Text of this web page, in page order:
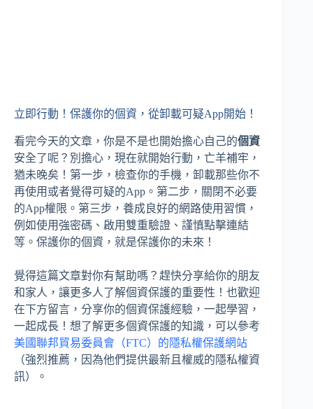
立即行動！保護你的個資，從卸載可疑App開始！
看完今天的文章，你是不是也開始擔心自己的個資
安全了呢？別擔心，現在就開始行動，亡羊補牢，
猶未晚矣！第一步，檢查你的手機，卸載那些你不
再使用或者覺得可疑的App。第二步，關閉不必要
的App權限。第三步，養成良好的網路使用習慣，
例如使用強密碼、啟用雙重驗證、謹慎點擊連結
等。保護你的個資，就是保護你的未來！
覺得這篇文章對你有幫助嗎？趕快分享給你的朋友
和家人，讓更多人了解個資保護的重要性！也歡迎
在下方留言，分享你的個資保護經驗，一起學習，
一起成長！想了解更多個資保護的知識，可以參考
美國聯邦貿易委員會（FTC）的隱私權保護網站
（強烈推薦，因為他們提供最新且權威的隱私權資
訊）。